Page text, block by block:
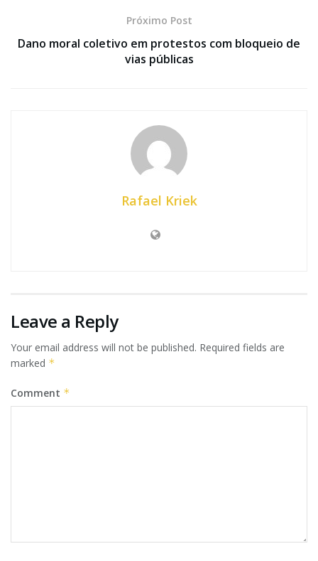
Próximo Post
Dano moral coletivo em protestos com bloqueio de
vias públicas
Rafael Kriek
Leave a Reply
Your email address will not be published. Required fields are
marked *
Comment *